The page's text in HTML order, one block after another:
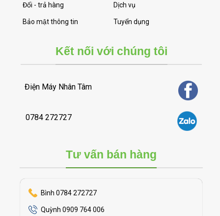
Đổi - trả hàng
Bảo mật thông tin
Dịch vụ
Tuyển dụng
Kết nối với chúng tôi
Điện Máy Nhân Tâm
0784 272727
Tư vấn bán hàng
Bình 0784 272727
Quỳnh 0909 764 006